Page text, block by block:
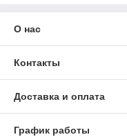
О нас
Контакты
Доставка и оплата
График работы